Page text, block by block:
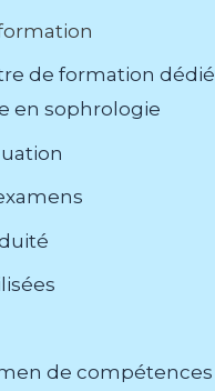
de formation dédié
en sophrologie
de compétences